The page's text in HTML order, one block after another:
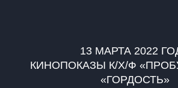
13 МАРТА 2022
КИНОПОКАЗЫ К/Х/Ф
«ГОРДОСТЬ»